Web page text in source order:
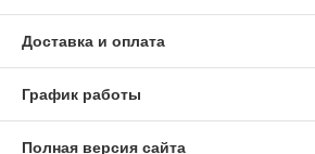
Доставка и оплата
График работы
Полная версия сайта